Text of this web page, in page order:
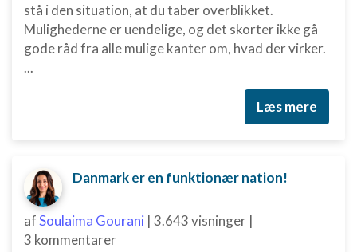
stå i den situation, at du taber overblikket.
Mulighederne er uendelige, og det skorter ikke gå
gode råd fra alle mulige kanter om, hvad der virker.
...
Læs mere
Danmark er en funktionær nation!
afSoulaima Gourani | 3.643 visninger |
3 kommentarer